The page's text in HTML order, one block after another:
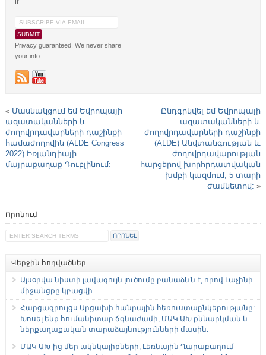
Privacy guaranteed. We never share
your info.
« Մասնակցում եմ Եվրոպայի
ազատականների և
ժողովրդավարների դաշինքի
համաժողովին (ALDE Congress
2022) Իռլանդիայի
մայրաքաղաք Դուբլինում:
Ընդգրկվել եմ Եվրոպայի
ազատականների և
ժողովրդավարների դաշինքի
(ALDE) Անվտանգության և
ժողովրդավարության
հարցերով խորհրդատվական
խմբի կազմում, 5 տարի
ժամկետով: »
Որոնում
Վերջին հոդվածներ
Այսօրվա նիստի լավագույն լուծումը բանաձևն է, որով Լաչինի
միջանցքը կբացվի
Հարցազրույցս Արցախի հանրային հեռուստաընկերությանը:
Խոսել ենք հումանիտար ճգնաժամի, ՄԱԿ ԱԽ քննարկման և
ներքաղաքական տարաձայնությունների մասին:
ՄԱԿ ԱԽ-ից մեր ակնկալիքների, Լեռնային Ղարաբաղում